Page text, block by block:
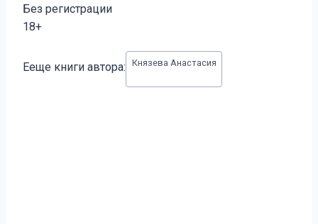
Без регистрации
18+
записи:
Ееще книги автора: Князева Анастасия